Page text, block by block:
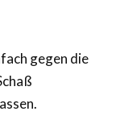
gegen die